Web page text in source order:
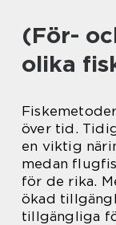
(För-
olika
över tid.
en viktig
medan
för de rika.
ökad
tillgängliga